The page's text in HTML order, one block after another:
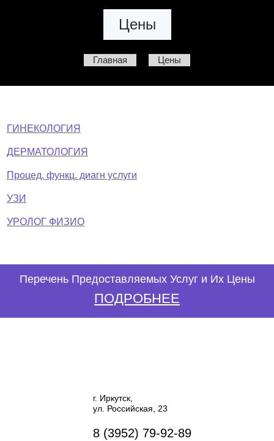
Цены
Главная Цены
ГИНЕКОЛОГИЯ
ДЕРМАТОЛОГИЯ
Процед. функц. диагн услуги
УЗИ
УРОЛОГ ФИЗИО
Перечень Предоставляемых Услуг и Их Цены
ПОДРОБНЕЕ
г. Иркутск,
ул. Российская, 23
8 (3952) 79-92-89